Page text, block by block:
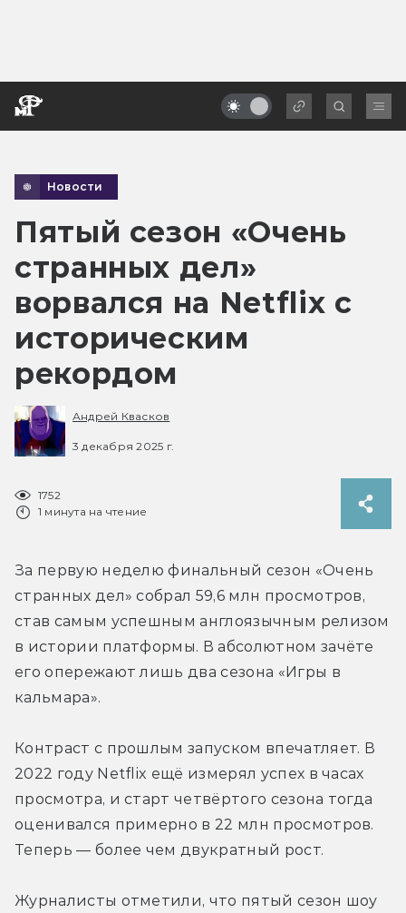
Новости
Пятый сезон «Очень
странных дел»
ворвался на Netflix с
историческим
рекордом
Андрей Квасков
3 декабря 2025 г.
1752
1 минута на чтение
За первую неделю финальный сезон «Очень
странных дел» собрал 59,6 млн просмотров,
став самым успешным англоязычным релизом
в истории платформы. В абсолютном зачёте
его опережают лишь два сезона «Игры в
кальмара».
Контраст с прошлым запуском впечатляет. В
2022 году Netflix ещё измерял успех в часах
просмотра, и старт четвёртого сезона тогда
оценивался примерно в 22 млн просмотров.
Теперь — более чем двукратный рост.
Журналисты отметили, что пятый сезон шоу